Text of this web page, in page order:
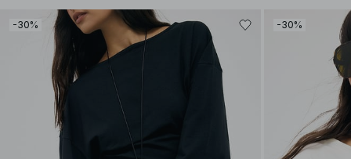
-30% -30%